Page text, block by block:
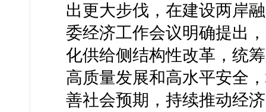
出更大步伐，在建设两岸
委经济工作会议明确提出
化供给侧结构性改革，统
高质量发展和高水平安全
善社会预期，持续推动经